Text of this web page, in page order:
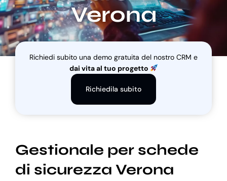
Blog
Verona
Richiedi subito una demo gratuita del nostro CRM e
dai vita al tuo progetto
Richiedila subito
Gestionale per schede
di sicurezza Verona